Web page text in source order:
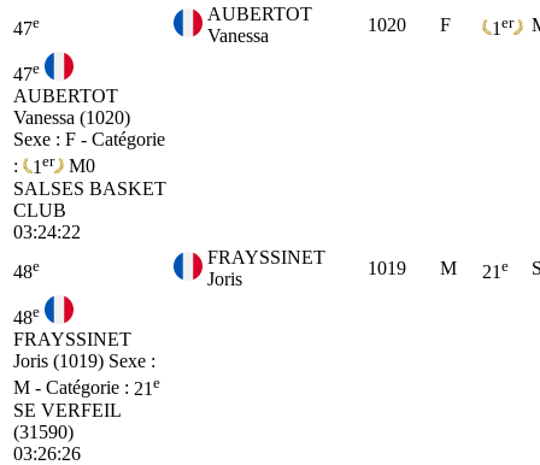
47e
AUBERTOT
Vanessa
1020 F 1 er
47e
AUBERTOT
Vanessa (1020)
Sexe : F - Catégorie
:
1 er
M0
SALSES BASKET
CLUB
03:24:22
48e
FRAYSSINET
Joris
1019 M 21 e
48e
FRAYSSINET
Joris (1019) Sexe :
M - Catégorie : 21 e
SE VERFEIL
(31590)
03:26:26